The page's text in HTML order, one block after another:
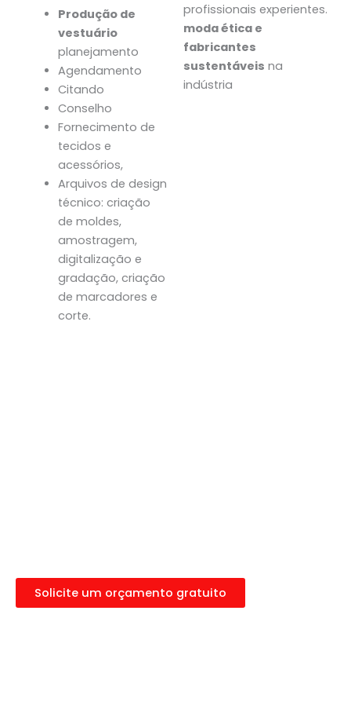
Produção de
vestuário
planejamento
Agendamento
Citando
Conselho
Fornecimento de
tecidos e
acessórios,
Arquivos de design
técnico: criação
de moldes,
amostragem,
digitalização e
gradação, criação
de marcadores e
corte.
profissionais experientes.
moda ética e
fabricantes
sustentáveis na
indústria
Solicite um orçamento gratuito